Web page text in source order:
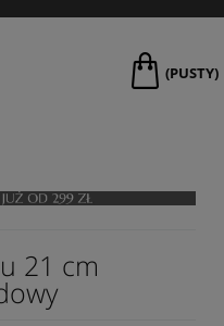
(PUSTY)
21 cm